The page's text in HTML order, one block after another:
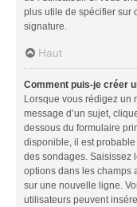
plus utile de spécifier sur
signature.
Haut
Comment puis-je créer
Lorsque vous rédigez un
message d’un sujet,
dessous du formulaire
disponible, il est
des sondages. Saisissez
options dans les champs
sur une nouvelle ligne.
utilisateurs peuvent